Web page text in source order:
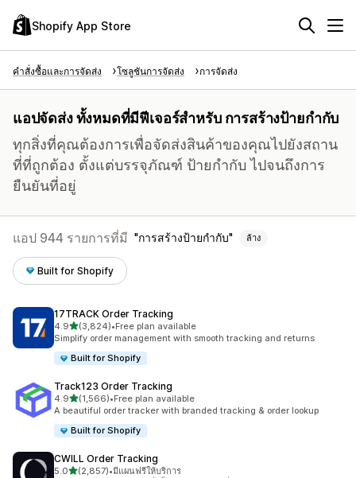
Shopify App Store
คำสั่งซื้อและการจัดส่ง โซลูชันการจัดส่ง การจัดส่ง
แอปจัดส่ง ทั้งหมดที่มีฟีเจอร์สำหรับ การสร้างป้ายกำกับ
ทุกสิ่งที่คุณต้องการเพื่อจัดส่งสินค้าของคุณไปยังสถาน
ที่ที่ถูกต้อง ตั้งแต่บรรจุภัณฑ์ ป้ายกำกับ ไปจนถึงการ
ยืนยันที่อยู่
แอป 944 รายการที่มี การสร้างป้ายกำกับ ล้าง
Built for Shopify
17TRACK Order Tracking
4.9เต็ม 5 ดาว
(3,824)
ทั้งหมด 3824 รีวิว
•Free plan available
Simplify order management with smooth tracking and returns
Built for Shopify
Track123 Order Tracking
4.9เต็ม 5 ดาว
(1,566)
ทั้งหมด 1566 รีวิว
•Free plan available
A beautiful order tracker with branded tracking & order lookup
Built for Shopify
CWILL Order Tracking
5.0เต็ม 5 ดาว
(2,857)
ทั้งหมด 2857 รีวิว
•มีแผนฟรีให้บริการ